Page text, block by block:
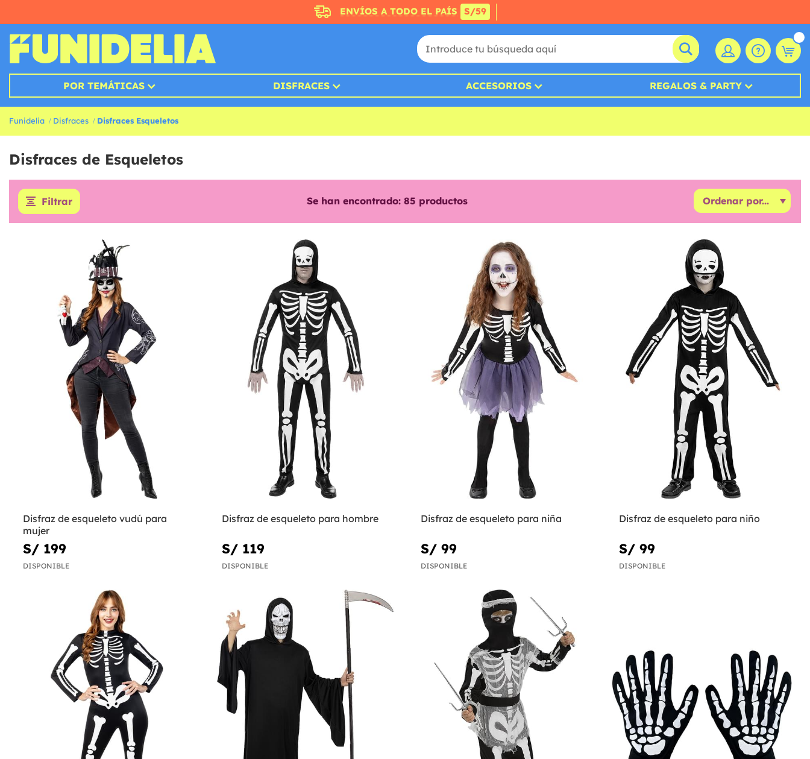
ENVÍOS A TODO EL PAÍS S/59
POR TEMÁTICAS DISFRACES ACCESORIOS REGALOS & PARTY
Funidelia Disfraces Disfraces Esqueletos
Disfraces de Esqueletos
Filtrar Se han encontrado: 85 productos
Disfraz de esqueleto vudú para
mujer
S/ 199
DISPONIBLE
Disfraz de esqueleto para hombre
S/ 119
DISPONIBLE
Disfraz de esqueleto para niña
S/ 99
DISPONIBLE
Disfraz de esqueleto para niño
S/ 99
DISPONIBLE